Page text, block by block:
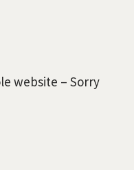
website – Sorry